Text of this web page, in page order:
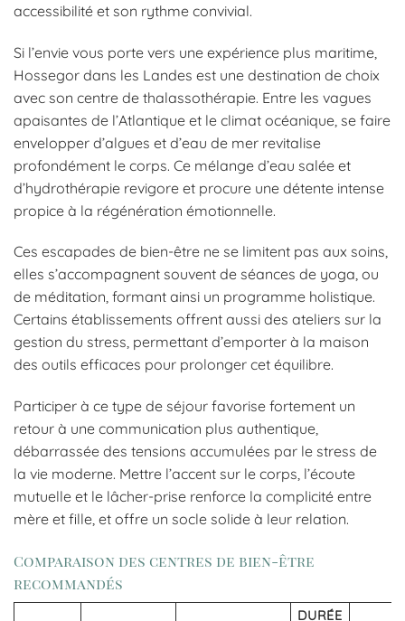
accessibilité et son rythme convivial.
Si l’envie vous porte vers une expérience plus maritime,
Hossegor dans les Landes est une destination de choix
avec son centre de thalassothérapie. Entre les vagues
apaisantes de l’Atlantique et le climat océanique, se faire
envelopper d’algues et d’eau de mer revitalise
profondément le corps. Ce mélange d’eau salée et
d’hydrothérapie revigore et procure une détente intense
propice à la régénération émotionnelle.
Ces escapades de bien-être ne se limitent pas aux soins,
elles s’accompagnent souvent de séances de yoga, ou
de méditation, formant ainsi un programme holistique.
Certains établissements offrent aussi des ateliers sur la
gestion du stress, permettant d’emporter à la maison
des outils efficaces pour prolonger cet équilibre.
Participer à ce type de séjour favorise fortement un
retour à une communication plus authentique,
débarrassée des tensions accumulées par le stress de
la vie moderne. Mettre l’accent sur le corps, l’écoute
mutuelle et le lâcher-prise renforce la complicité entre
mère et fille, et offre un socle solide à leur relation.
Comparaison des centres de bien-être
recommandés
DURÉE